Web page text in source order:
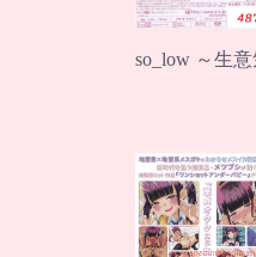
so_low ～生